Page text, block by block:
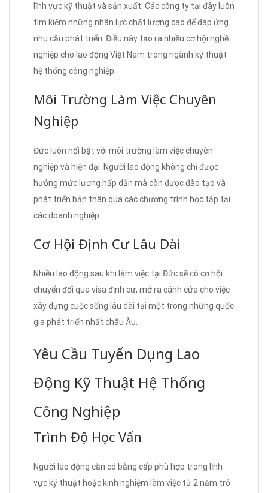
lĩnh vực kỹ thuật và sản xuất. Các công ty tại đây luôn
tìm kiếm những nhân lực chất lượng cao để đáp ứng
nhu cầu phát triển. Điều này tạo ra nhiều cơ hội nghề
nghiệp cho lao động Việt Nam trong ngành kỹ thuật
hệ thống công nghiệp.
Môi Trường Làm Việc Chuyên
Nghiệp
Đức luôn nổi bật với môi trường làm việc chuyên
nghiệp và hiện đại. Người lao động không chỉ được
hưởng mức lương hấp dẫn mà còn được đào tạo và
phát triển bản thân qua các chương trình học tập tại
các doanh nghiệp.
Cơ Hội Định Cư Lâu Dài
Nhiều lao động sau khi làm việc tại Đức sẽ có cơ hội
chuyển đổi qua visa định cư, mở ra cánh cửa cho việc
xây dựng cuộc sống lâu dài tại một trong những quốc
gia phát triển nhất châu Âu.
Yêu Cầu Tuyển Dụng Lao
Động Kỹ Thuật Hệ Thống
Công Nghiệp
Trình Độ Học Vấn
Người lao động cần có bằng cấp phù hợp trong lĩnh
vực kỹ thuật hoặc kinh nghiệm làm việc từ 2 năm trở